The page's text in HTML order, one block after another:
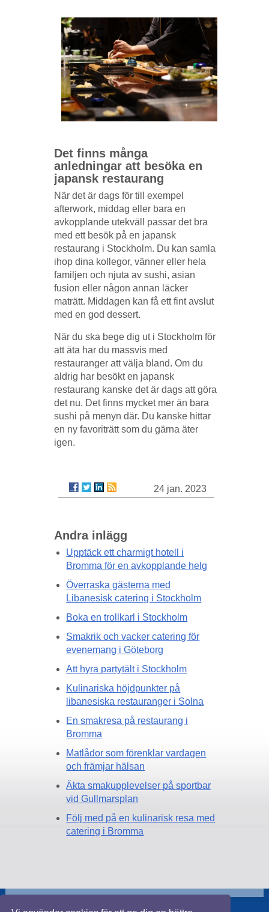
Det finns många
anledningar att besöka en
japansk restaurang
När det är dags för till exempel
afterwork, middag eller bara en
avkopplande utekväll passar det bra
med ett besök på en japansk
restaurang i Stockholm. Du kan samla
ihop dina kollegor, vänner eller hela
familjen och njuta av sushi, asian
fusion eller någon annan läcker
maträtt. Middagen kan få ett fint avslut
med en god dessert.
När du ska bege dig ut i Stockholm för
att äta har du massvis med
restauranger att välja bland. Om du
aldrig har besökt en japansk
restaurang kanske det är dags att göra
det nu. Det finns mycket mer än bara
sushi på menyn där. Du kanske hittar
en ny favoriträtt som du gärna äter
igen.
24 jan. 2023
Andra inlägg
Upptäck ett charmigt hotell i
Bromma för en avkopplande helg
Överraska gästerna med
Libanesisk catering i Stockholm
Boka en trollkarl i Stockholm
Smakrik och vacker catering för
evenemang i Göteborg
Att hyra partytält i Stockholm
Kulinariska höjdpunkter på
libanesiska restauranger i Solna
En smakresa på restaurang i
Bromma
Matlådor som förenklar vardagen
och främjar hälsan
Äkta smakupplevelser på sportbar
vid Gullmarsplan
Följ med på en kulinarisk resa med
catering i Bromma